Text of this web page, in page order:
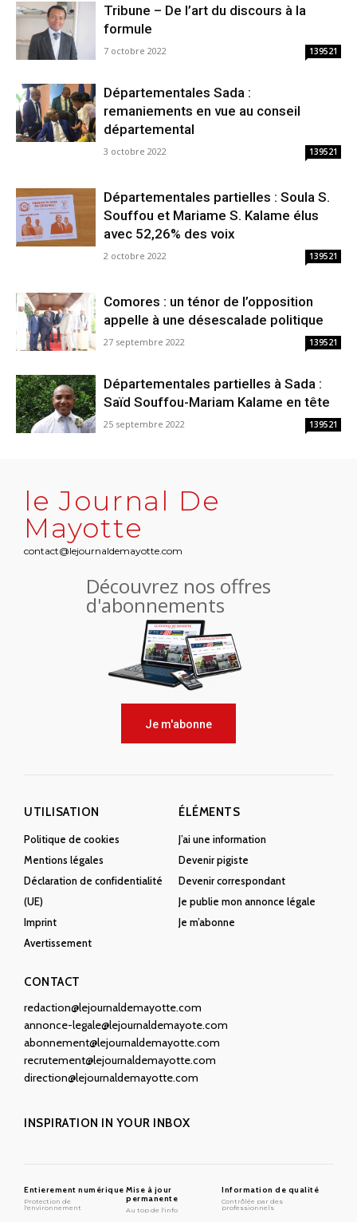
Tribune – De l’art du discours à la
formule
7 octobre 2022 139521
Départementales Sada :
remaniements en vue au conseil
départemental
3 octobre 2022 139521
Départementales partielles : Soula S.
Souffou et Mariame S. Kalame élus
avec 52,26% des voix
2 octobre 2022 139521
Comores : un ténor de l’opposition
appelle à une désescalade politique
27 septembre 2022 139521
Départementales partielles à Sada :
Saïd Souffou-Mariam Kalame en tête
25 septembre 2022 139521
le Journal De
Mayotte
contact@lejournaldemayotte.com
Découvrez nos offres
d'abonnements
Je m'abonne
UTILISATION
Politique de cookies
Mentions légales
Déclaration de confidentialité
(UE)
Imprint
Avertissement
ÉLÉMENTS
J’ai une information
Devenir pigiste
Devenir correspondant
Je publie mon annonce légale
Je m’abonne
CONTACT
redaction@lejournaldemayotte.com
annonce-legale@lejournaldemayote.com
abonnement@lejournaldemayotte.com
recrutement@lejournaldemayotte.com
direction@lejournaldemayotte.com
INSPIRATION IN YOUR INBOX
Entierement numérique
Protection de
l'environnement
Mise à jour
permanente
Au top de l'info
Information de qualité
Contrôlée par des
professionnels